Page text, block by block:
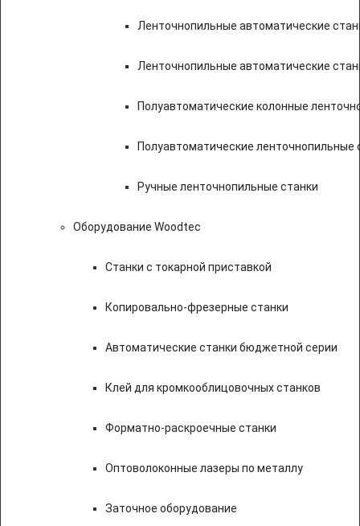
Ленточнопильные автоматические
Ленточнопильные автоматические
Полуавтоматические колонные
Полуавтоматические ленточнопильные
Ручные ленточнопильные станки
Оборудование Woodtec
Станки с токарной приставкой
Копировально-фрезерные станки
Автоматические станки бюджетной серии
Клей для кромкооблицовочных станков
Форматно-раскроечные станки
Оптоволоконные лазеры по металлу
Заточное оборудование